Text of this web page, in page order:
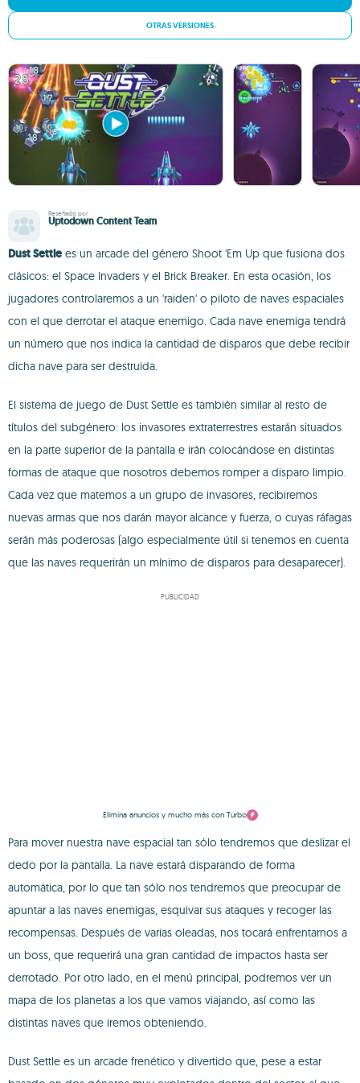
OTRAS VERSIONES
Reseñado por
Uptodown Content Team
Dust Settle es un arcade del género Shoot 'Em Up que fusiona dos
clásicos: el Space Invaders y el Brick Breaker. En esta ocasión, los
jugadores controlaremos a un 'raiden' o piloto de naves espaciales
con el que derrotar el ataque enemigo. Cada nave enemiga tendrá
un número que nos indica la cantidad de disparos que debe recibir
dicha nave para ser destruida.
El sistema de juego de Dust Settle es también similar al resto de
títulos del subgénero: los invasores extraterrestres estarán situados
en la parte superior de la pantalla e irán colocándose en distintas
formas de ataque que nosotros debemos romper a disparo limpio.
Cada vez que matemos a un grupo de invasores, recibiremos
nuevas armas que nos darán mayor alcance y fuerza, o cuyas ráfagas
serán más poderosas (algo especialmente útil si tenemos en cuenta
que las naves requerirán un mínimo de disparos para desaparecer).
PUBLICIDAD
Elimina anuncios y mucho más con Turbo
Para mover nuestra nave espacial tan sólo tendremos que deslizar el
dedo por la pantalla. La nave estará disparando de forma
automática, por lo que tan sólo nos tendremos que preocupar de
apuntar a las naves enemigas, esquivar sus ataques y recoger las
recompensas. Después de varias oleadas, nos tocará enfrentarnos a
un boss, que requerirá una gran cantidad de impactos hasta ser
derrotado. Por otro lado, en el menú principal, podremos ver un
mapa de los planetas a los que vamos viajando, así como las
distintas naves que iremos obteniendo.
Dust Settle es un arcade frenético y divertido que, pese a estar